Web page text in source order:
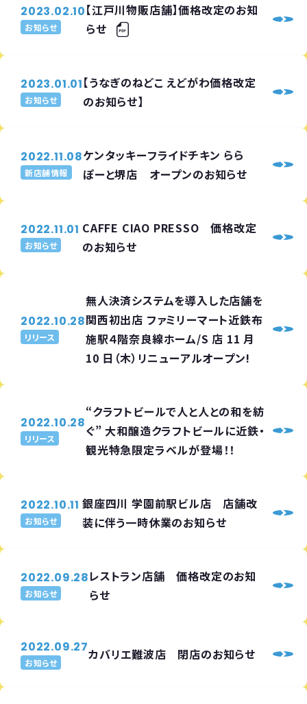
2023.02.10
お知らせ
【江戸川物販店舗】価格改定のお知
らせ
2023.01.01
お知らせ
【うなぎのねどこ えどがわ価格改定
のお知らせ】
2022.11.08
新店舗情報
ケンタッキーフライドチキン らら
ぽーと堺店 オープンのお知らせ
2022.11.01
お知らせ
CAFFE CIAO PRESSO 価格改定
のお知らせ
2022.10.28
リリース
無人決済システムを導入した店舗を
関西初出店 ファミリーマート近鉄布
施駅４階奈良線ホーム/S 店 11 月
10 日（木）リニューアルオープン!
2022.10.28
リリース
“クラフトビールで人と人との和を紡
ぐ” 大和醸造クラフトビールに近鉄・
観光特急限定ラベルが登場！！
2022.10.11
お知らせ
銀座四川 学園前駅ビル店 店舗改
装に伴う一時休業のお知らせ
2022.09.28
お知らせ
レストラン店舗 価格改定のお知
らせ
2022.09.27
お知らせ カバリエ難波店 閉店のお知らせ